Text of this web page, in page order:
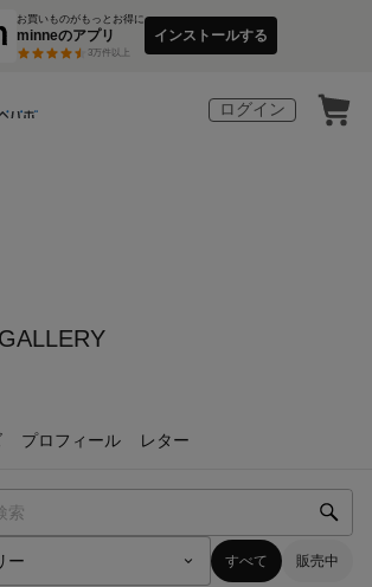
お買いものがもっとお得に
minneのアプリ
3万件以上
インストールする
ログイン
プロフィール レター
すべて 販売中